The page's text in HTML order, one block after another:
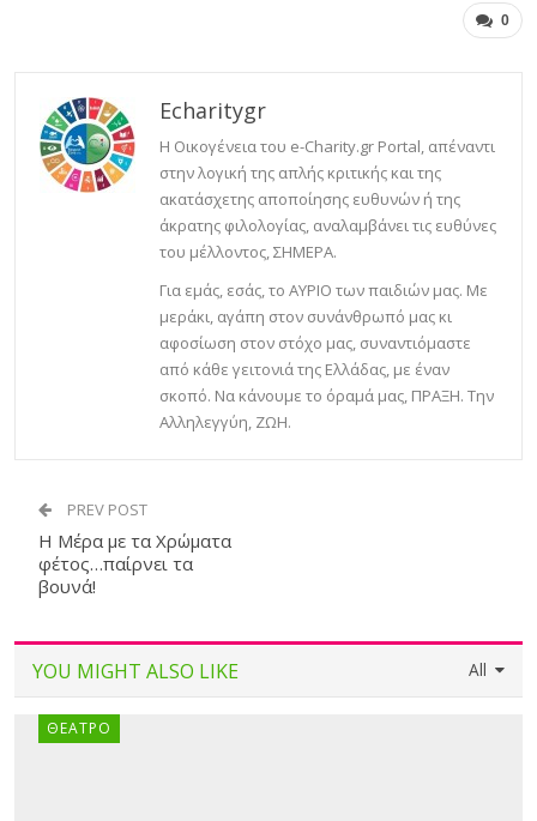
0
Echaritygr
Η Οικογένεια του e-Charity.gr Portal, απέναντι
στην λογική της απλής κριτικής και της
ακατάσχετης αποποίησης ευθυνών ή της
άκρατης φιλολογίας, αναλαμβάνει τις ευθύνες
του μέλλοντος, ΣΗΜΕΡΑ.
Για εμάς, εσάς, το ΑΥΡΙΟ των παιδιών μας. Με
μεράκι, αγάπη στον συνάνθρωπό μας κι
αφοσίωση στον στόχο μας, συναντιόμαστε
από κάθε γειτονιά της Ελλάδας, με έναν
σκοπό. Να κάνουμε το όραμά μας, ΠΡΑΞΗ. Την
Αλληλεγγύη, ΖΩΗ.
PREV POST
Η Μέρα με τα Χρώματα
φέτος…παίρνει τα
βουνά!
All
YOU MIGHT ALSO LIKE
ΘΈΑΤΡΟ